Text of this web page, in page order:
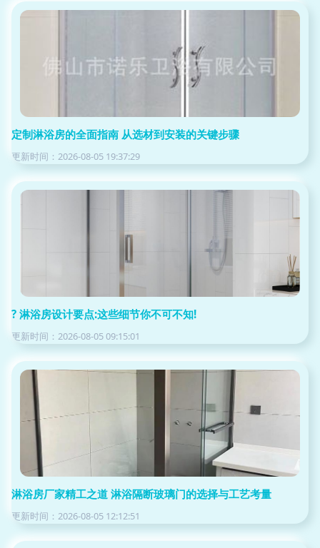
定制淋浴房的全面指南 从选材到安装的关键步骤
更新时间：2026-08-05 19:37:29
? 淋浴房设计要点:这些细节你不可不知!
更新时间：2026-08-05 09:15:01
淋浴房厂家精工之道 淋浴隔断玻璃门的选择与工艺考量
更新时间：2026-08-05 12:12:51